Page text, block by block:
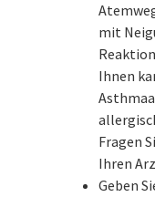
mit
Ihnen
Fragen
Ihren
Geben